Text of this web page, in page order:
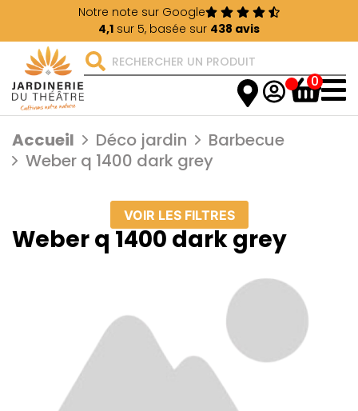
Notre note sur Google
4,1 sur 5, basée sur 438 avis
0
Accueil Déco jardin
Barbecue
Weber q 1400 dark grey
VOIR LES FILTRES
Weber q 1400 dark grey